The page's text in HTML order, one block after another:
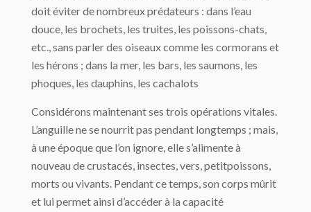
doit éviter de nombreux prédateurs : dans l’eau
douce, les brochets, les truites, les poissons-chats,
etc., sans parler des oiseaux comme les cormorans et
les hérons ; dans la mer, les bars, les saumons, les
phoques, les dauphins, les cachalots
Considérons maintenant ses trois opérations vitales.
L’anguille ne se nourrit pas pendant longtemps ; mais,
à une époque que l’on ignore, elle s’alimente à
nouveau de crustacés, insectes, vers, petitpoissons,
morts ou vivants. Pendant ce temps, son corps mûrit
et lui permet ainsi d’accéder à la capacité